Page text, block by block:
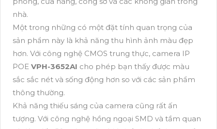
nhà.
Một trong những có một đặt tính quan trọng của
sản phẩm này là khả năng thu hình ảnh màu đẹp
hơn. Với công nghệ CMOS trung thực, camera IP
POE VPH-3652AI cho phép bạn thấy được màu
sắc sắc nét và sống động hơn so với các sản phẩm
thông thường.
Khả năng thiếu sáng của camera cũng rất ấn
tượng. Với công nghệ hồng ngoại SMD và tầm quan